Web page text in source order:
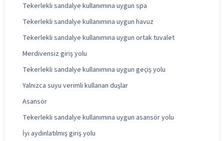
Tekerlekli sandalye kullanımına uygun spa
Tekerlekli sandalye kullanımına uygun havuz
Tekerlekli sandalye kullanımına uygun ortak tuvalet
Merdivensiz giriş yolu
Tekerlekli sandalye kullanımına uygun geçiş yolu
Yalnızca suyu verimli kullanan duşlar
Asansör
Tekerlekli sandalye kullanımına uygun asansör yolu
İyi aydınlatılmış giriş yolu